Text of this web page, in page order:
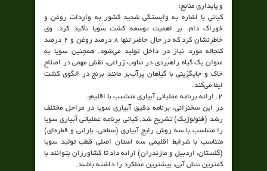
و پایداری منابع:
کیانی با اشاره به وابستگی شدید کشور به واردات روغن و
خوراک دام، بر اهمیت توسعه کشت سویا تأکید کرد. وی
خاطرنشان کرد که در حال حاضر تنها ۸ درصد روغن و ۲ درصد
کنجاله مورد نیاز در داخل تولید می‌شود. همچنین سویا به
عنوان یک گیاه راهبُردی در تناوب زراعی، نقش مهمی در اصلاح
خاک و جایگزینی با گیاهان پرآب‌بر مانند برنج در الگوی کشت
ایفا می‌کند.
۲. ارائه برنامه عملیاتی آبیاری متناسب با اقلیم:
در این سخنرانی، برنامه دقیق آبیاری سویا در مراحل مختلف
رشد (فنولوژیک) تشریح شد. کیانی برنامه عملیاتی آبیاری سویا
را متناسب با سه روش رایج آبیاری (سطحی، بارانی و قطره‌ای)
متناسب با شرایط اقلیمی سه استان اصلی قطب تولید سویا
(گلستان، اردبیل و مازندران) ارائه داد تا کشاورزان بتوانند با
کمترین تنش آبی، بیشترین عملکرد را داشته باشند.